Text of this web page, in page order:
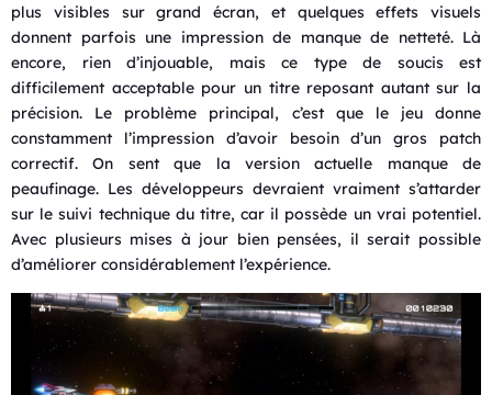
plus visibles sur grand écran, et quelques effets visuels
donnent parfois une impression de manque de netteté. Là
encore, rien d’injouable, mais ce type de soucis est
difficilement acceptable pour un titre reposant autant sur la
précision. Le problème principal, c’est que le jeu donne
constamment l’impression d’avoir besoin d’un gros patch
correctif. On sent que la version actuelle manque de
peaufinage. Les développeurs devraient vraiment s’attarder
sur le suivi technique du titre, car il possède un vrai potentiel.
Avec plusieurs mises à jour bien pensées, il serait possible
d’améliorer considérablement l’expérience.